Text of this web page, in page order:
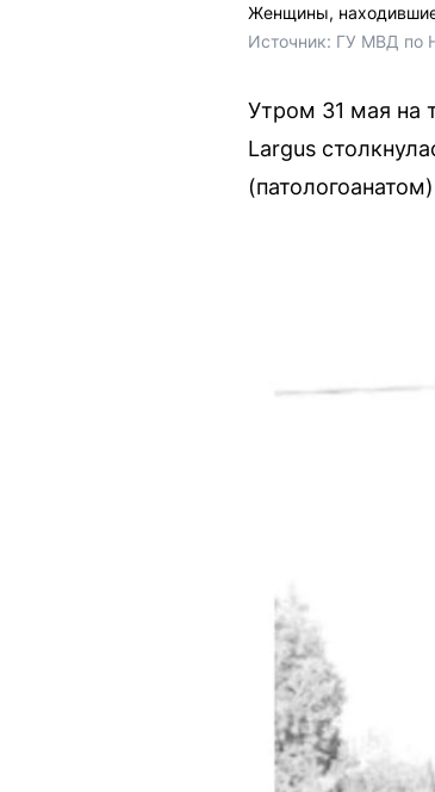
Женщины,
Источник: ГУ МВД по
Утром 31 мая
Largus